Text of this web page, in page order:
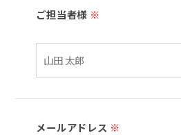
ご担当者様 ※
メールアドレス ※